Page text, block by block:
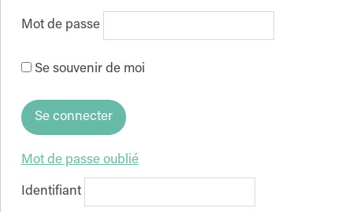
Mot de passe
Se souvenir de moi
Mot de passe oublié
Identifiant